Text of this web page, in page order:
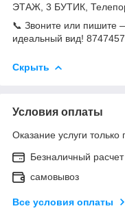
ЭТАЖ, 3 БУТИК,
📞 Звоните или
идеальный вид!
Скрыть
Условия оплаты
Оказание услуги только
Безналичный расчет
самовывоз
Все условия оплаты